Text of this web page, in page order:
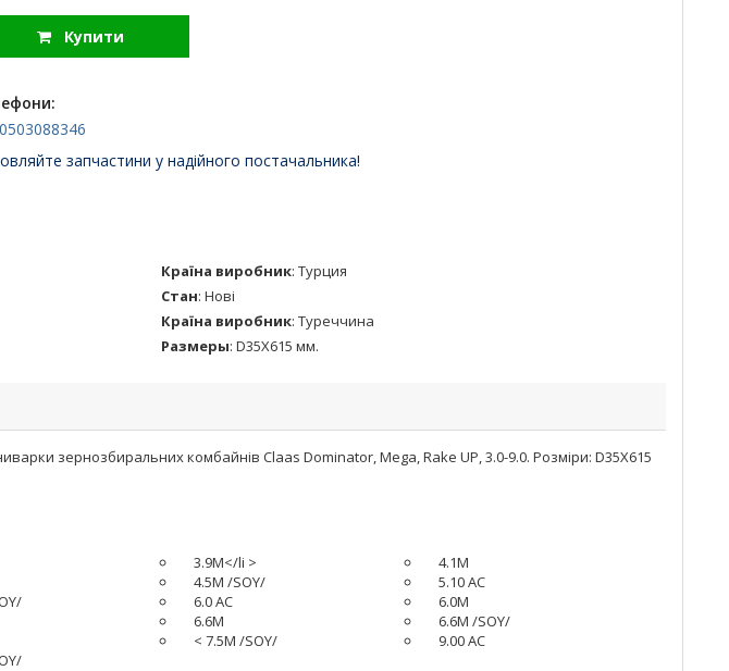
Купити
запчастини у надійного постачальника!
Країна виробник: Турция
Стан: Нові
Країна виробник: Туреччина
Размеры: D35X615 мм.
зернозбиральних комбайнів Claas Dominator, Mega, Rake UP, 3.0-9.0. Розміри: D35X615
3.9M</li >
4.1M
4.5M /SOY/
5.10 AC
6.0 AC
6.0M
6.6M
6.6M /SOY/
< 7.5M /SOY/
9.00 AC